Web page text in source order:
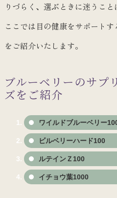
りづらく、選ぶときに迷うこと
ここでは目の健康をサポート
をご紹介いたします。
ブルーベリーのサプ
ズをご紹介
ワイルドブルーベリー
ビルベリーハード100
ルテインＺ100
イチョウ葉1000